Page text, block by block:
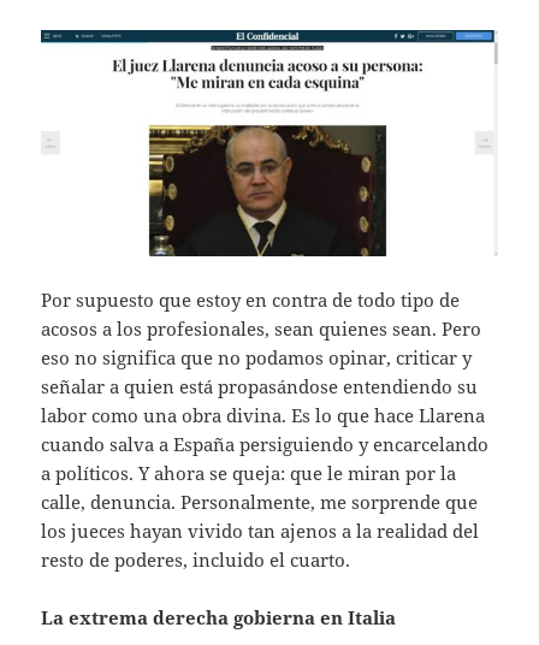
Por supuesto que estoy en contra de todo tipo de
acosos a los profesionales, sean quienes sean. Pero
eso no significa que no podamos opinar, criticar y
señalar a quien está propasándose entendiendo su
labor como una obra divina. Es lo que hace Llarena
cuando salva a España persiguiendo y encarcelando
a políticos. Y ahora se queja: que le miran por la
calle, denuncia. Personalmente, me sorprende que
los jueces hayan vivido tan ajenos a la realidad del
resto de poderes, incluido el cuarto.
La extrema derecha gobierna en Italia